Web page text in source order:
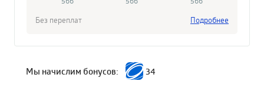
Без переплат
Подробнее
Мы начислим бонусов: 34